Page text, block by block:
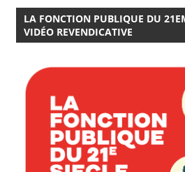
LA FONCTION PUBLIQUE DU
VIDÉO REVENDICATIVE